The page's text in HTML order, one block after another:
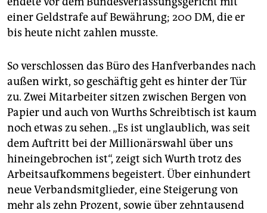
einer Geldstrafe auf Bewährung; 200 DM, die er
bis heute nicht zahlen musste.
So verschlossen das Büro des Hanfverbandes nach
außen wirkt, so geschäftig geht es hinter der Tür
zu. Zwei Mitarbeiter sitzen zwischen Bergen von
Papier und auch von Wurths Schreibtisch ist kaum
noch etwas zu sehen. „Es ist unglaublich, was seit
dem Auftritt bei der Millionärswahl über uns
hineingebrochen ist“, zeigt sich Wurth trotz des
Arbeitsaufkommens begeistert. Über einhundert
neue Verbandsmitglieder, eine Steigerung von
mehr als zehn Prozent, sowie über zehntausend